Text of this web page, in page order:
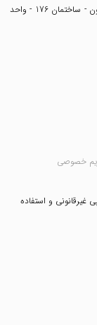
تهران - گلستان - بلوار گلستان - میدان ارغون - ساختمان 176 - واحد
خصوصی
غیرقانونی و استفاده